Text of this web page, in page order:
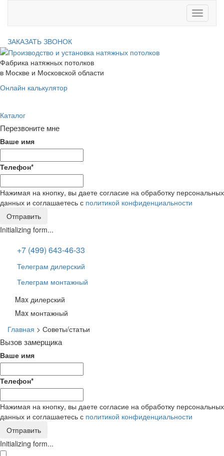
Toggle
ЗАКАЗАТЬ ЗВОНОК
Фабрика натяжных потолков
в Москве и Московской области
Онлайн калькулятор
Каталог
Перезвоните мне
Ваше имя
Телефон*
Нажимая на кнопку, вы даете согласие на обработку персональных
данных и соглашаетесь с политикой конфиденциальности
Отправить
Initializing form...
+7 (499) 643-46-33
Телеграм дилерский
Телеграм монтажный
Max дилерский
Max монтажный
Главная > Советы/статьи
Вызов замерщика
Ваше имя
Телефон*
Нажимая на кнопку, вы даете согласие на обработку персональных
данных и соглашаетесь с политикой конфиденциальности
Отправить
Initializing form...